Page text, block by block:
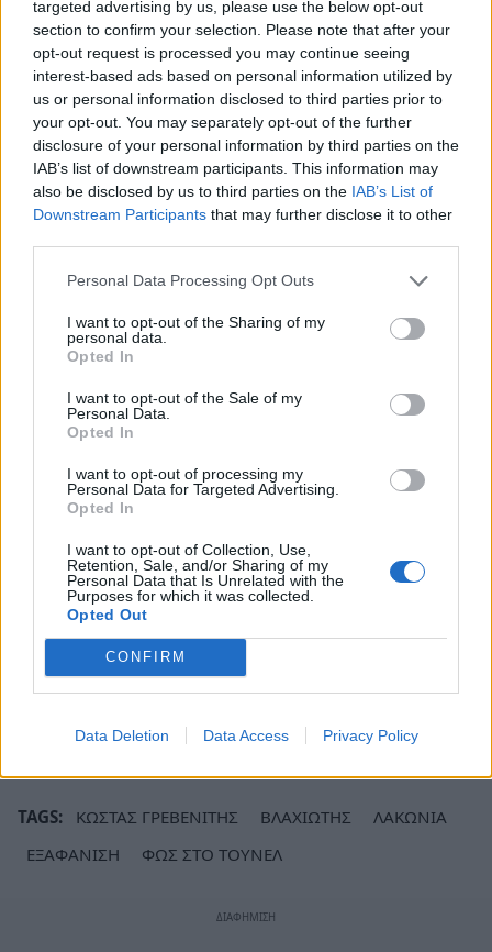
targeted advertising by us, please use the below opt-out
section to confirm your selection. Please note that after your
opt-out request is processed you may continue seeing
interest-based ads based on personal information utilized by
us or personal information disclosed to third parties prior to
your opt-out. You may separately opt-out of the further
disclosure of your personal information by third parties on the
IAB’s list of downstream participants. This information may
also be disclosed by us to third parties on the IAB’s List of
Downstream Participants that may further disclose it to other
Personal Data Processing Opt Outs
I want to opt-out of the Sharing of my
personal data.
Opted In
I want to opt-out of the Sale of my
Personal Data.
Opted In
I want to opt-out of processing my
Personal Data for Targeted Advertising.
Opted In
I want to opt-out of Collection, Use,
Retention, Sale, and/or Sharing of my
Personal Data that Is Unrelated with the
Purposes for which it was collected.
Opted Out
CONFIRM
Data Deletion Data Access Privacy Policy
τέτοιο, δεν θα είχε κανέναν λόγο να το
αποκρύψει.
Ο ίδιος τόνισε ακόμη ότι δεν έχει τίποτα να
κρύψει σε ό,τι αφορά την εξαφάνιση του Κώστα
Γρεβενίτη, ενώ πρόσθεσε πως θεωρεί ότι
στάθηκε τυχερός που η υπόθεση πέρασε στην
Ασφάλεια Σπάρτης, καθώς, όπως είπε, το
πρώτο δίμηνο εξετάστηκε εξονυχιστικά.
Πρόσθεσε, μάλιστα, ότι αν δεν είχε γίνει αυτή η
έρευνα, ίσως να βρισκόταν μπλεγμένος σε κάτι
που, όπως είπε, ούτε θέλει να φαντάζεται.
Ακολουθήστε τοnotospress.grστο Google News και
μάθετε πρώτοιόλες τις ειδήσεις
TAGS: ΚΩΣΤΑΣ ΓΡΕΒΕΝΙΤΗΣ ΒΛΑΧΙΩΤΗΣ
ΛΑΚΩΝΙΑ
ΕΞΑΦΑΝΙΣΗ
ΦΩΣ ΣΤΟ ΤΟΥΝΕΛ